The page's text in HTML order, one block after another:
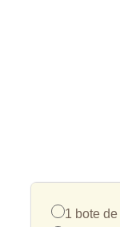
1 bote de